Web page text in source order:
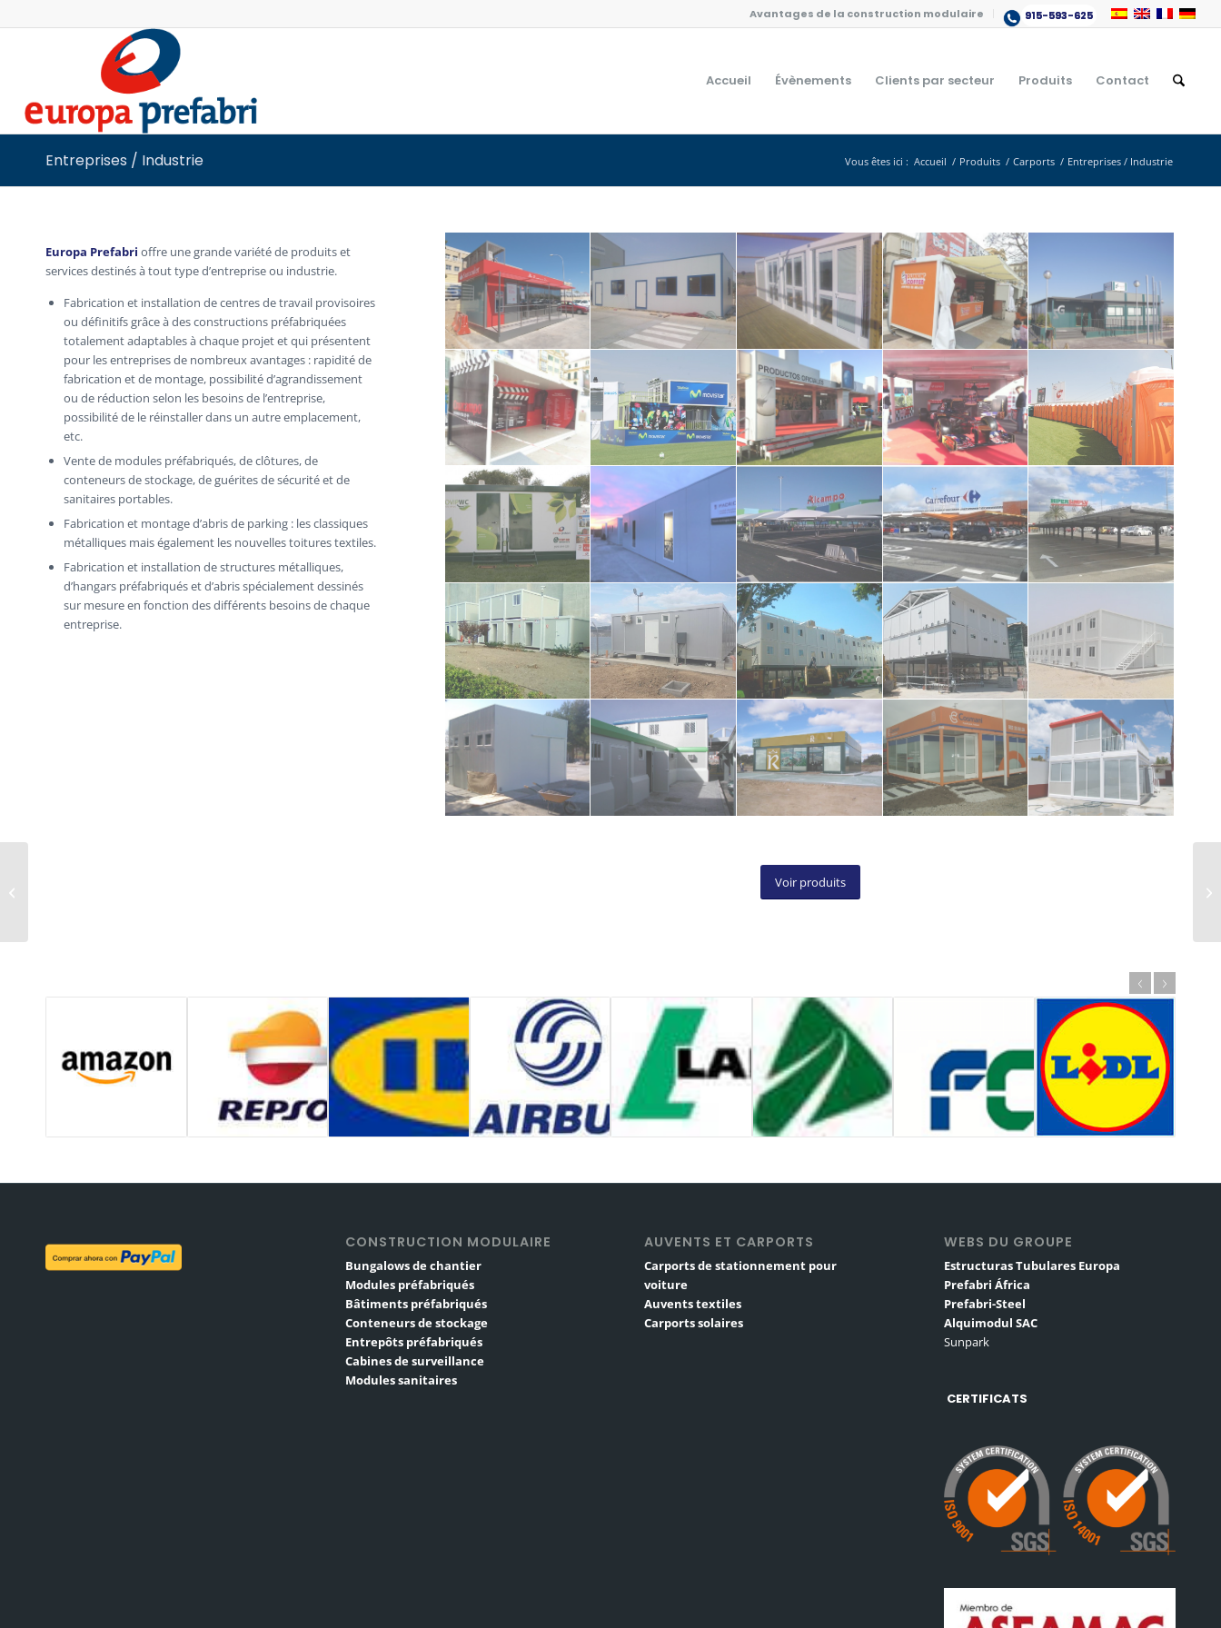
Avantages de la construction modulaire 915-593-625
Accueil Évènements Clients par secteur Produits Contact
Entreprises / Industrie Vous êtes ici : Accueil / Produits / Carports / Entreprises / Industrie
Europa Prefabri offre une grande variété de produits et
services destinés à tout type d’entreprise ou industrie.
Fabrication et installation de centres de travail provisoires
ou définitifs grâce à des constructions préfabriquées
totalement adaptables à chaque projet et qui présentent
pour les entreprises de nombreux avantages : rapidité de
fabrication et de montage, possibilité d’agrandissement
ou de réduction selon les besoins de l’entreprise,
possibilité de le réinstaller dans un autre emplacement,
etc.
Vente de modules préfabriqués, de clôtures, de
conteneurs de stockage, de guérites de sécurité et de
sanitaires portables.
Fabrication et montage d’abris de parking : les classiques
métalliques mais également les nouvelles toitures textiles.
Fabrication et installation de structures métalliques,
d’hangars préfabriqués et d’abris spécialement dessinés
sur mesure en fonction des différents besoins de chaque
entreprise.
Voir produits
CONSTRUCTION MODULAIRE
Bungalows de chantier
Modules préfabriqués
Bâtiments préfabriqués
Conteneurs de stockage
Entrepôts préfabriqués
Cabines de surveillance
Modules sanitaires
AUVENTS ET CARPORTS
Carports de stationnement pour
voiture
Auvents textiles
Carports solaires
WEBS DU GROUPE
Estructuras Tubulares Europa
Prefabri África
Prefabri-Steel
Alquimodul SAC
Sunpark
CERTIFICATS